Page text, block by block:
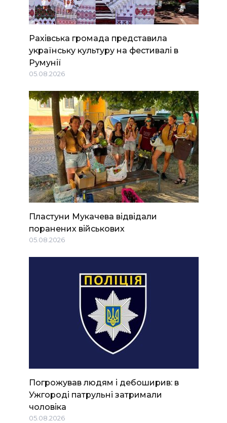
Рахівська громада представила
українську культуру на фестивалі в
Румунії
05.08.2026
Пластуни Мукачева відвідали
поранених військових
05.08.2026
Погрожував людям і дебоширив: в
Ужгороді патрульні затримали
чоловіка
05.08.2026